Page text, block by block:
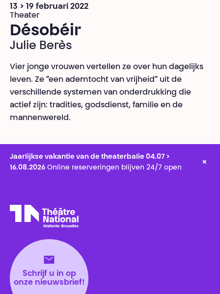
13 > 19 februari 2022
Theater
Désobéir
Julie Berès
Vier jonge vrouwen vertellen ze over hun dagelijks
leven. Ze “een ademtocht van vrijheid” uit de
verschillende systemen van onderdrukking die
actief zijn: tradities, godsdienst, familie en de
mannenwereld.
Jaarlijkse vakantie van de theaterbalie 04.07 >
16.08.2026 Online reserveringen blijven 24/7 open
×
Schrijf u in op
onze nieuwsbrief!